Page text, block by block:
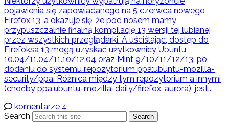
pojawienia się zapowiadanego na 5 czerwca nowego
Firefox 13, a okazuje się, że pod nosem mamy
przypuszczalnie finalną kompilację 13 wersji tej lubianej
przez wszystkich przeglądarki. A uściślając, dostęp do
Firefoksa 13 mogą uzyskać użytkownicy Ubuntu
10.04/11.04/11.10/12.04 oraz Mint 9/10/11/12/13, po
dodaniu do systemu repozytorium ppa:ubuntu-mozilla-
security/ppa. Różnica między tym repozytorium a innymi
(choćby ppa:ubuntu-mozilla-daily/firefox-aurora), jest...
komentarze 4
Search
Search